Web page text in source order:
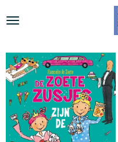
direct
de
hoofdinhoud